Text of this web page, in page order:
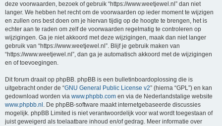
deze voorwaarden, bezoek of gebruik “https://www.weetjewel.nl” dan niet
langer. We hebben het recht om de voorwaarden op ieder moment te wijzigen
en zullen ons best doen om je hiervan tijdig op de hoogte te brengen, het is
echter aan te raden om zelf de voorwaarden regelmatig te controleren op
wijzigingen. Ga je niet akkoord met deze wijzigingen, maak dan niet langer
gebruik van “https://www.weetjewel.nl”. Blijf je gebruik maken van
“https://www.weetjewel.nl”, dan ga je automatisch akkoord met de wijzigingen
en of toevoegingen.
Dit forum draait op phpBB. phpBB is een bulletinboardoplossing die is
uitgebracht onder de “GNU General Public License v2” (hierna “GPL”) en kan
gedownload worden via www.phpbb.com en via de Nederlandstalige website
www.phpbb.nl . De phpBB-software maakt internetgebaseerde discussies
mogelijk. phpBB Limited is niet verantwoordelijk voor wat wordt toegestaan of
juist geweigerd als toelaatbare inhoud en/of gedrag. Meer informatie over